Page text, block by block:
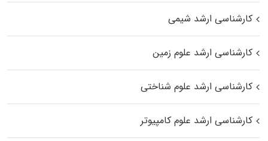
کارشناسی ارشد شیمی
کارشناسی ارشد علوم زمین
کارشناسی ارشد علوم شناختی
کارشناسی ارشد علوم کامپیوتر